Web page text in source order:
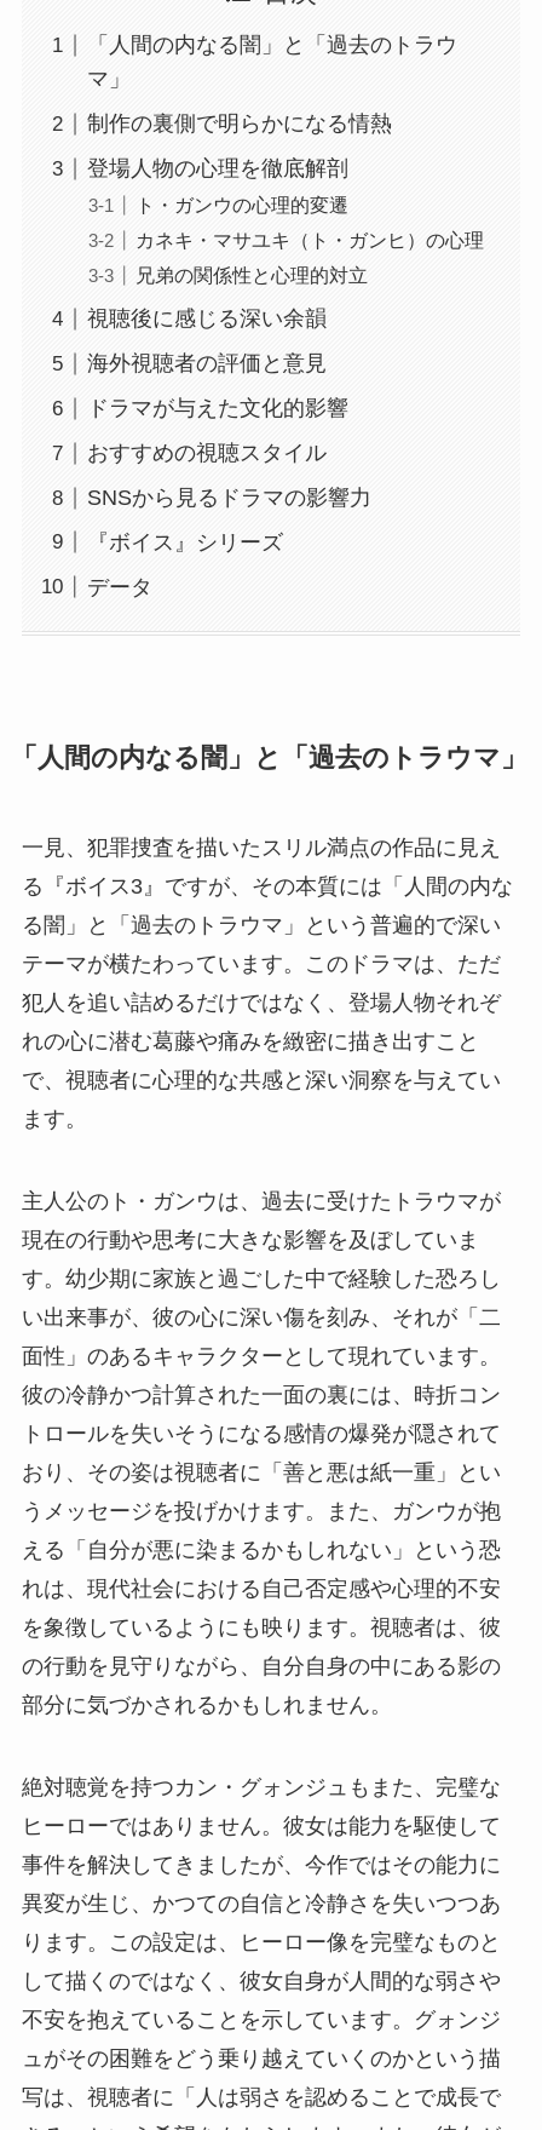
「人間の内なる闇」と「過去のトラウ
マ」
制作の裏側で明らかになる情熱
登場人物の心理を徹底解剖
ト・ガンウの心理的変遷
カネキ・マサユキ（ト・ガンヒ）の心理
兄弟の関係性と心理的対立
視聴後に感じる深い余韻
海外視聴者の評価と意見
ドラマが与えた文化的影響
おすすめの視聴スタイル
SNSから見るドラマの影響力
『ボイス』シリーズ
データ
「人間の内なる闇」と「過去のトラウマ」
一見、犯罪捜査を描いたスリル満点の作品に見え
る『ボイス3』ですが、その本質には「人間の内な
る闇」と「過去のトラウマ」という普遍的で深い
テーマが横たわっています。このドラマは、ただ
犯人を追い詰めるだけではなく、登場人物それぞ
れの心に潜む葛藤や痛みを緻密に描き出すこと
で、視聴者に心理的な共感と深い洞察を与えてい
ます。
主人公のト・ガンウは、過去に受けたトラウマが
現在の行動や思考に大きな影響を及ぼしていま
す。幼少期に家族と過ごした中で経験した恐ろし
い出来事が、彼の心に深い傷を刻み、それが「二
面性」のあるキャラクターとして現れています。
彼の冷静かつ計算された一面の裏には、時折コン
トロールを失いそうになる感情の爆発が隠されて
おり、その姿は視聴者に「善と悪は紙一重」とい
うメッセージを投げかけます。また、ガンウが抱
える「自分が悪に染まるかもしれない」という恐
れは、現代社会における自己否定感や心理的不安
を象徴しているようにも映ります。視聴者は、彼
の行動を見守りながら、自分自身の中にある影の
部分に気づかされるかもしれません。
絶対聴覚を持つカン・グォンジュもまた、完璧な
ヒーローではありません。彼女は能力を駆使して
事件を解決してきましたが、今作ではその能力に
異変が生じ、かつての自信と冷静さを失いつつあ
ります。この設定は、ヒーロー像を完璧なものと
して描くのではなく、彼女自身が人間的な弱さや
不安を抱えていることを示しています。グォンジ
ュがその困難をどう乗り越えていくのかという描
写は、視聴者に「人は弱さを認めることで成長で